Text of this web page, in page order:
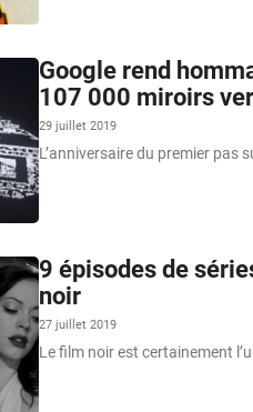
Google rend
107 000 miroirs
29 juillet 2019
L’anniversaire du premier pas
9 épisodes de
noir
27 juillet 2019
Le film noir est certainement